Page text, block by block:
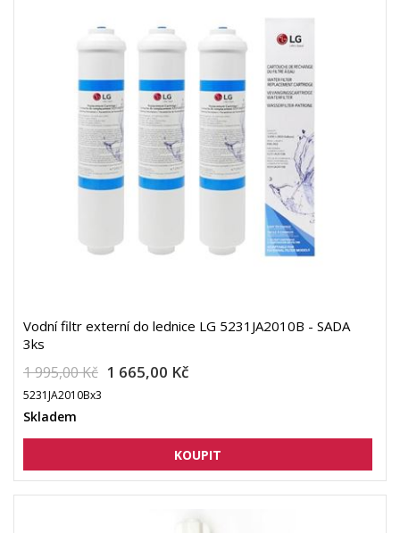
Vodní filtr externí do lednice LG 5231JA2010B - SADA
3ks
1 995,00 Kč 1 665,00 Kč
5231JA2010Bx3
Skladem